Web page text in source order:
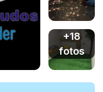
Imagem 3
+18
fotos